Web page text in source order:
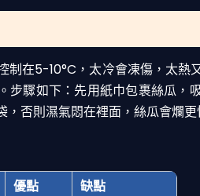
在5-10°C，太冷會凍傷，太熱
驟如下：先用紙巾包裹絲瓜，
否則濕氣悶在裡面，絲瓜會爛更
優點
缺點